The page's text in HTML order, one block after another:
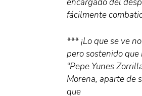
encargado del
fácilmente
*** ¡Lo que se ve
pero sostenido
“Pepe Yunes
Morena, aparte de
que